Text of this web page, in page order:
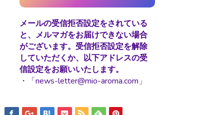
メールの受信拒否設定をされている
と、メルマガをお届けできない場合
がございます。受信拒否設定を解除
していただくか、以下アドレスの受
信設定をお願いいたします。
・「news-letter@mio-aroma.com」